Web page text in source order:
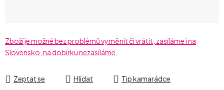
Zboží je možné bez problémů vyměnit či vrátit, zasíláme i na
Slovensko, na dobírku nezasíláme.
Zeptat se Hlídat Tip kamarádce